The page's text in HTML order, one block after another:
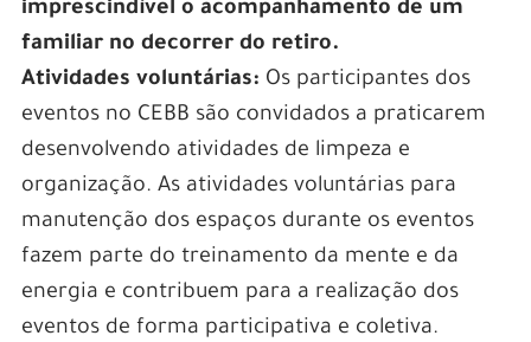
imprescindível o acompanhamento de um
familiar no decorrer do retiro.
Atividades voluntárias: Os participantes dos
eventos no CEBB são convidados a praticarem
desenvolvendo atividades de limpeza e
organização. As atividades voluntárias para
manutenção dos espaços durante os eventos
fazem parte do treinamento da mente e da
energia e contribuem para a realização dos
eventos de forma participativa e coletiva.